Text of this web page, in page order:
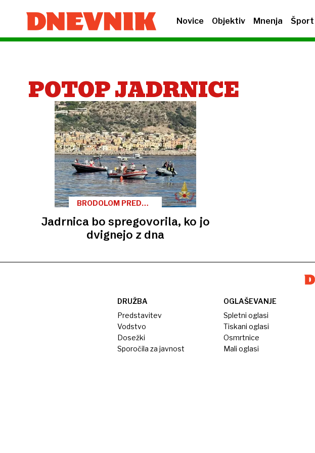
Novice Objektiv Mnenja Šport
POTOP JADRNICE
BRODOLOM PRED
Jadrnica bo spregovorila, ko jo
dvignejo z dna
DRUŽBA
Predstavitev
Vodstvo
Dosežki
Sporočila za javnost
OGLAŠEVANJE
Spletni oglasi
Tiskani oglasi
Osmrtnice
Mali oglasi